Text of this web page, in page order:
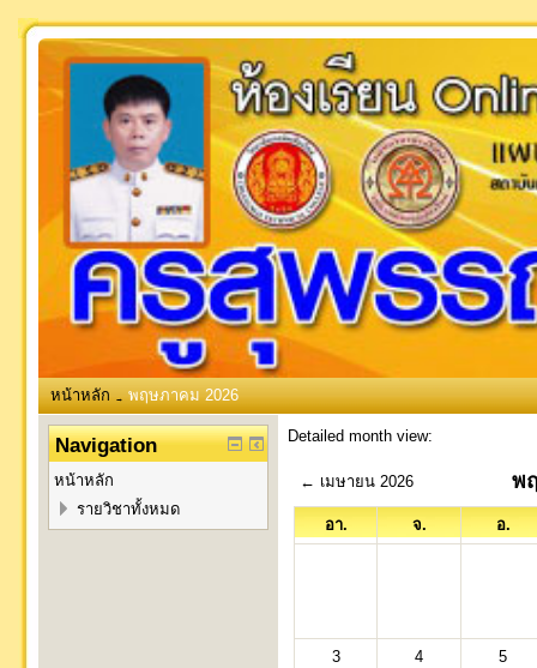
หน้าหลัก → พฤษภาคม 2026
Detailed month view:
← เมษายน 2026 พ
อา. จ. อ.
3 4 5
Navigation
หน้าหลัก
รายวิชาทั้งหมด